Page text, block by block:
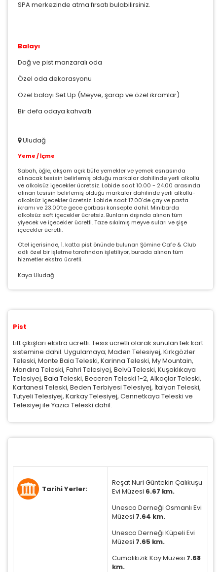
SPA merkezinde atma fırsatı bulabilirsiniz.
Balayı
Dağ ve pist manzaralı oda
Özel oda dekorasyonu
Özel balayı Set Up (Meyve, şarap ve özel ikramlar)
Bir defa odaya kahvaltı
Uludağ
Yeme / İçme
Sabah, öğle, akşam açık büfe yemekler ve yemek esnasında
alınacak tesisin belirlemiş olduğu markalar dahilinde yerli alkollü
ve alkolsüz içecekler ücretsiz. Lobide saat 10.00 - 24.00 arasında
alınan tesisin belirlemiş olduğu markalar dahilinde yerli alkollü-
alkolsüz içecekler ücretsiz. Lobide saat 17.00'de çay ve pasta
ikramı ve 23.00’te gece çorbası konsepte dahil. Minibarda
alkolsüz soft içecekler ücretsiz. Bunların dışında alınan tüm
yiyecek ve içecekler ücretli. Taze sıkılmış meyve suları ve şişe
içecekler ücretli.
Otel içerisinde, 1. katta pist önünde bulunan Şömine Cafe & Club
adlı özel bir işletme tarafından işletiliyor, burada alınan tüm
hizmetler ekstra ücretli.
Kaya Uludağ
Pist
Lift çıkışları ekstra ücretli. Tesis ücretli olarak sunulan tek kart
sistemine dahil. Uygulamaya; Maden Telesiyej, Kırkgözler
Teleski, Monte Baia Teleski, Karinna Teleski, My Mountain,
Mandıra Teleski, Fahri Telesiyej, Belvü Teleski, Kuşaklıkaya
Telesiyej, Baia Teleski, Beceren Teleski 1-2, Alkoçlar Teleski,
Kartanesi Teleski, Beden Terbiyesi Telesiyej, İtalyan Teleski,
Tutyeli Telesiyej, Karkay Telesiyej, Cennetkaya Teleski ve
Telesiyej ile Yazıcı Teleski dahil.
Tarihi Yerler:
Reşat Nuri Güntekin Çalıkuşu
Evi Müzesi 6.67 km.
Unesco Derneği Osmanlı Evi
Müzesi 7.64 km.
Unesco Derneği Küpeli Evi
Müzesi 7.65 km.
Cumalıkızık Köy Müzesi 7.68
km.